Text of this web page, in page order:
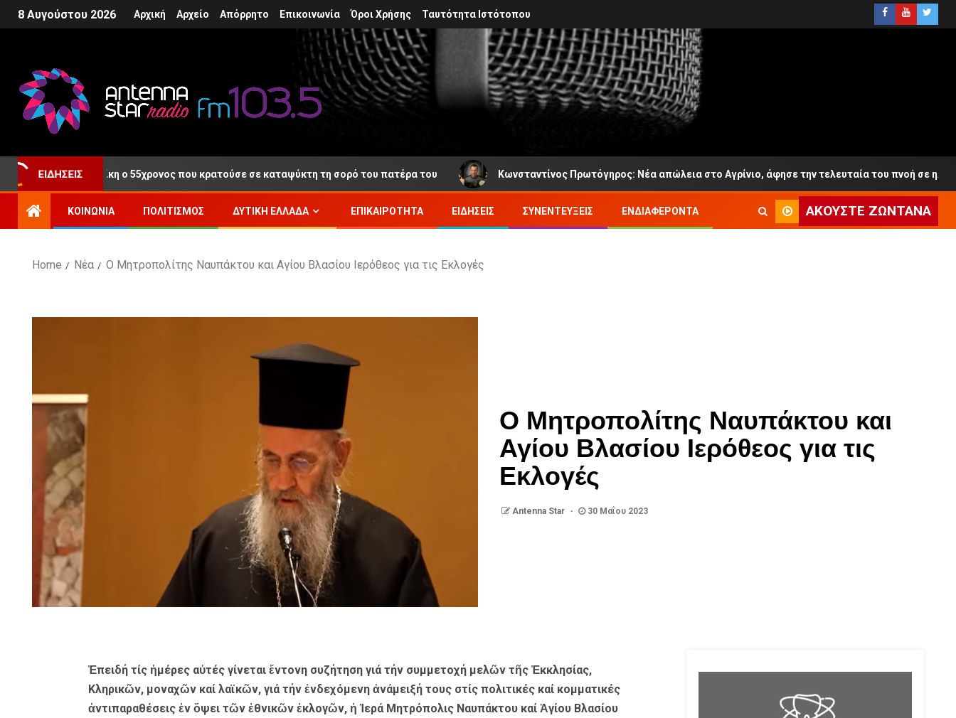
8 Αυγούστου 2026 Αρχική Αρχείο Απόρρητο Επικοινωνία Όροι Χρήσης Ταυτότητα Ιστότοπου
ΕΙΔΉΣΕΙΣ
τη Δίκη ο 55χρονος που κρατούσε σε καταψύκτη τη σορό του πατέρα του Κωνσταντίνος Πρωτόγηρος: Νέα απώλεια στο Αγρίνιο, άφησε την τελευταία του πνοή σε ηλικία 65 ετών
ΚΟΙΝΩΝΊΑ ΠΟΛΙΤΙΣΜΌΣ ΔΥΤΙΚΉ ΕΛΛΆΔΑ ΕΠΙΚΑΙΡΌΤΗΤΑ ΕΙΔΉΣΕΙΣ ΣΥΝΕΝΤΕΎΞΕΙΣ ΕΝΔΙΑΦΈΡΟΝΤΑ ΑΚΟΎΣΤΕ ΖΩΝΤΑΝΆ
Home Νέα Ο Μητροπολίτης Ναυπάκτου και Αγίου Βλασίου Ιερόθεος για τις Εκλογές
Ο Μητροπολίτης Ναυπάκτου και
Αγίου Βλασίου Ιερόθεος για τις
Εκλογές
Antenna Star 30 Μαΐου 2023
Ἐπειδή τίς ἡμέρες αὐτές γίνεται ἔντονη συζήτηση γιά τήν συμμετοχή μελῶν τῆς Ἐκκλησίας,
Κληρικῶν, μοναχῶν καί λαϊκῶν, γιά τήν ἐνδεχόμενη ἀνάμειξή τους στίς πολιτικές καί κομματικές
ἀντιπαραθέσεις ἐν ὄψει τῶν ἐθνικῶν ἐκλογῶν, ἡ Ἱερά Μητρόπολις Ναυπάκτου καί Ἁγίου Βλασίου